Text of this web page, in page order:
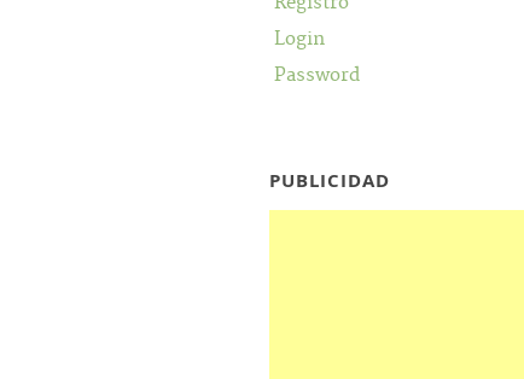
Login
Password
PUBLICIDAD